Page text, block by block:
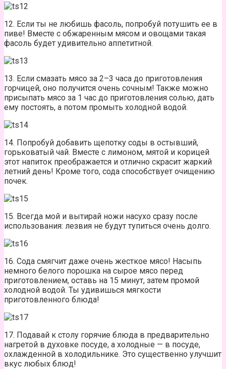
12. Если ты не любишь фасоль, попробуй потушить ее в
пиве! Вместе с обжаренным мясом и овощами такая
фасоль будет удивительно аппетитной.
13. Если смазать мясо за 2–3 часа до приготовления
горчицей, оно получится очень сочным! Также можно
присыпать мясо за 1 час до приготовления солью, дать
ему постоять, а потом промыть холодной водой.
14. Попробуй добавить щепотку соды в остывший,
горьковатый чай. Вместе с лимоном, мятой и корицей
этот напиток преображается и отлично скрасит жаркий
летний день! Кроме того, сода способствует очищению
почек.
15. Всегда мой и вытирай ножи насухо сразу после
использования: лезвия не будут тупиться очень долго.
16. Сода смягчит даже очень жесткое мясо! Насыпь
немного белого порошка на сырое мясо перед
приготовлением, оставь на 15 минут, затем промой
холодной водой. Ты удивишься мягкости
приготовленного блюда!
17. Подавай к столу горячие блюда в предварительно
нагретой в духовке посуде, а холодные — в посуде,
охлажденной в холодильнике. Это существенно улучшит
вкус любых блюд!